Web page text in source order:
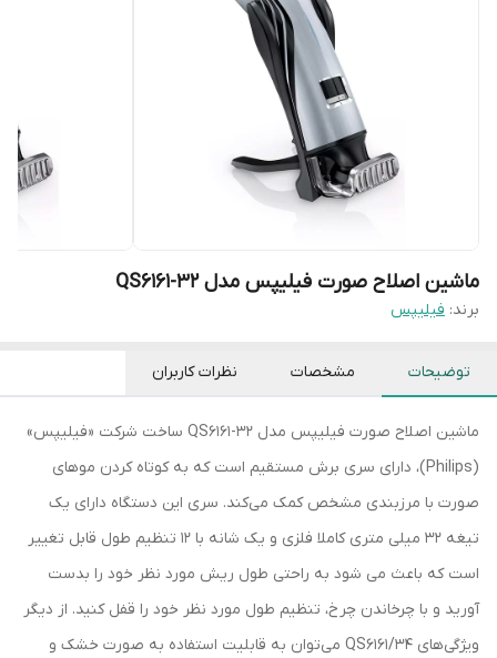
ماشین اصلاح صورت فیلیپس مدل QS6161-32
برند: فیلیپس
توضیحات مشخصات نظرات کاربران
ماشین اصلاح صورت فیلیپس مدل QS6161-32 ساخت شرکت «فیلیپس»
(Philips)، دارای سری‌ برش مستقیم است که به کوتاه کردن موهای
صورت با مرزبندی مشخص کمک می‌کند. سری این دستگاه دارای یک
تیغه 32 میلی متری کاملا فلزی و یک شانه با 12 تنظیم طول قابل تغییر
است که باعث می شود به راحتی طول ریش مورد نظر خود را بدست
آورید و با چرخاندن چرخ، تنظیم طول مورد نظر خود را قفل کنید. از دیگر
ویژگی‌های QS6161/34 می‌توان به قابلیت استفاده به صورت خشک و